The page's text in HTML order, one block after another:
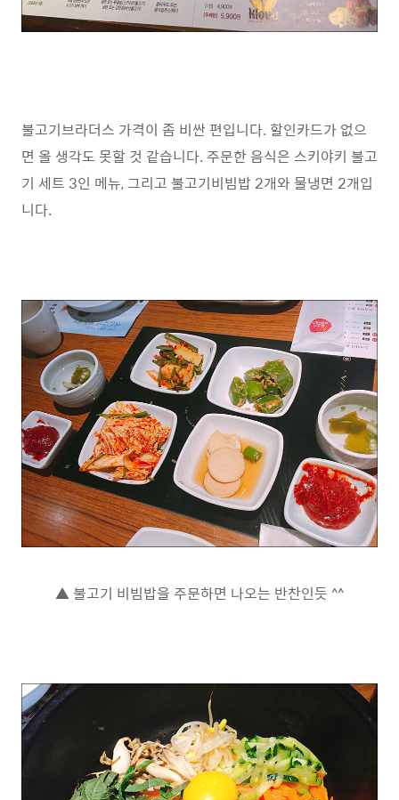
불고기브라더스 가격이 좀 비싼 편입니다. 할인카드가 없으
면 올 생각도 못할 것 같습니다. 주문한 음식은 스키야키 불고
기 세트 3인 메뉴, 그리고 불고기비빔밥 2개와 물냉면 2개입
니다.
▲ 불고기 비빔밥을 주문하면 나오는 반찬인듯 ^^